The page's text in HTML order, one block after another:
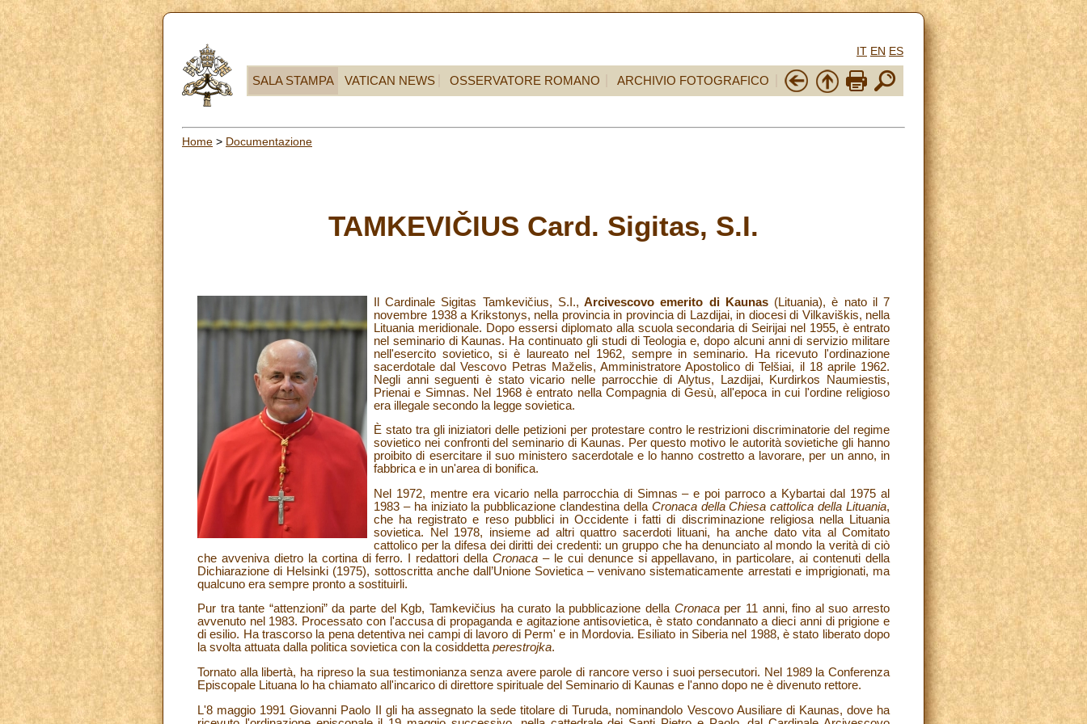
IT EN ES
SALA STAMPA VATICAN NEWS OSSERVATORE ROMANO ARCHIVIO FOTOGRAFICO
Home > Documentazione
TAMKEVIČIUS Card. Sigitas, S.I.
Il Cardinale Sigitas Tamkevičius, S.I., Arcivescovo emerito di Kaunas(Lituania), è nato il 7
novembre 1938 a Krikstonys, nella provincia in provincia di Lazdijai, in diocesi di Vilkaviškis, nella
Lituania meridionale. Dopo essersi diplomato alla scuola secondaria di Seirijai nel 1955, è entrato
nel seminario di Kaunas. Ha continuato gli studi di Teologia e, dopo alcuni anni di servizio militare
nell'esercito sovietico, si è laureato nel 1962, sempre in seminario. Ha ricevuto l'ordinazione
sacerdotale dal Vescovo Petras Maželis, Amministratore Apostolico di Telšiai, il 18 aprile 1962.
Negli anni seguenti è stato vicario nelle parrocchie di Alytus, Lazdijai, Kurdirkos Naumiestis,
Prienai e Simnas. Nel 1968 è entrato nella Compagnia di Gesù, all'epoca in cui l'ordine religioso
era illegale secondo la legge sovietica.
È stato tra gli iniziatori delle petizioni per protestare contro le restrizioni discriminatorie del regime
sovietico nei confronti del seminario di Kaunas. Per questo motivo le autorità sovietiche gli hanno
proibito di esercitare il suo ministero sacerdotale e lo hanno costretto a lavorare, per un anno, in
fabbrica e in un'area di bonifica.
Nel 1972, mentre era vicario nella parrocchia di Simnas – e poi parroco a Kybartai dal 1975 al
1983 – ha iniziato la pubblicazione clandestina della Cronaca della Chiesa cattolica della Lituania,
che ha registrato e reso pubblici in Occidente i fatti di discriminazione religiosa nella Lituania
sovietica. Nel 1978, insieme ad altri quattro sacerdoti lituani, ha anche dato vita al Comitato
cattolico per la difesa dei diritti dei credenti: un gruppo che ha denunciato al mondo la verità di ciò
che avveniva dietro la cortina di ferro. I redattori dellaCronaca – le cui denunce si appellavano, in particolare, ai contenuti della
Dichiarazione di Helsinki (1975), sottoscritta anche dall’Unione Sovietica – venivano sistematicamente arrestati e imprigionati, ma
qualcuno era sempre pronto a sostituirli.
Pur tra tante “attenzioni” da parte del Kgb, Tamkevičius ha curato la pubblicazione della Cronacaper 11 anni, fino al suo arresto
avvenuto nel 1983. Processato con l'accusa di propaganda e agitazione antisovietica, è stato condannato a dieci anni di prigione e
di esilio. Ha trascorso la pena detentiva nei campi di lavoro di Perm' e in Mordovia. Esiliato in Siberia nel 1988, è stato liberato dopo
la svolta attuata dalla politica sovietica con la cosiddettaperestrojka.
Tornato alla libertà, ha ripreso la sua testimonianza senza avere parole di rancore verso i suoi persecutori. Nel 1989 la Conferenza
Episcopale Lituana lo ha chiamato all'incarico di direttore spirituale del Seminario di Kaunas e l'anno dopo ne è divenuto rettore.
L'8 maggio 1991 Giovanni Paolo II gli ha assegnato la sede titolare di Turuda, nominandolo Vescovo Ausiliare di Kaunas, dove ha